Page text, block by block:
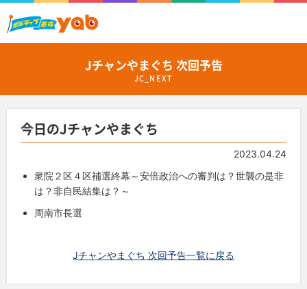
Jチャンやまぐち 次回予告
JC_NEXT
今日のJチャンやまぐち
2023.04.24
衆院２区４区補選終幕～安倍政治への審判は？世襲の是非
は？非自民結集は？～
周南市長選
Jチャンやまぐち 次回予告一覧に戻る